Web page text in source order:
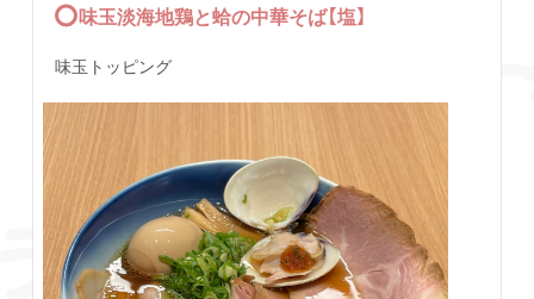
味玉淡海地鶏と蛤の中華そば【塩】
味玉トッピング